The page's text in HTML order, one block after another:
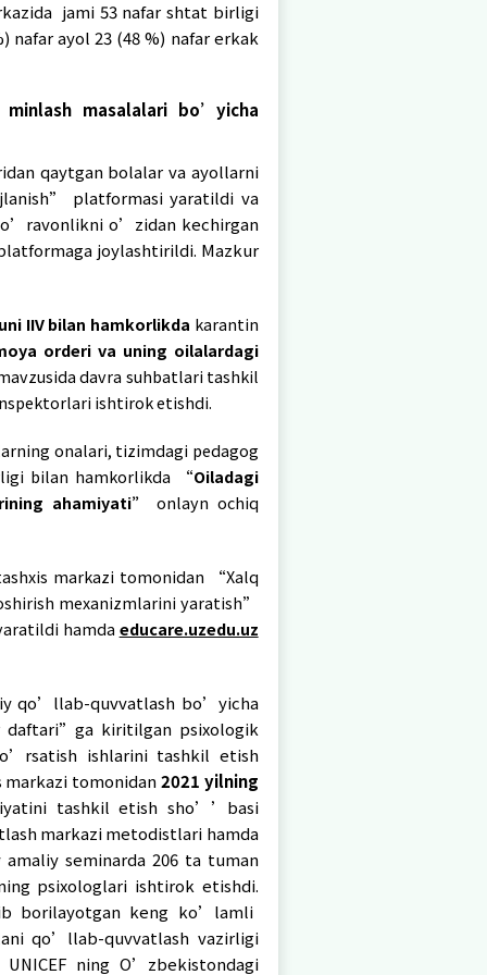
Respublika tashxis markazi
o’rtasida erta yoshdan hurmat bilan
uchun “Oilaviy zo’ravonlikning oldini olish
xotin-qizlar va erkaklarni qo’llab-
yo’naltirish va psixologik-pedagogik
ijtimoiy-psixologik yordam berish"
erishish bo’yicha treninglar”
yordam berish"(Test va so’rovnomalar)
tashxis markazi tomonidan “Oilaviy
qaratilgan chora-tadbirlarning 2021-
chora-tadbirlar dasturi ishlab
gender tenglikni ta’minlashda, huquq
yuzasidan kadrlarning kasbiy
tashxis markazida jami 53 nafar
xodimlardan 25 (52 %) nafar ayol 23 (48 %)
imkoniyatlarni ta’minlash masalalari
ko’rilgan choralar;
qurolli mojaro zonalaridan qaytgan bolalar va